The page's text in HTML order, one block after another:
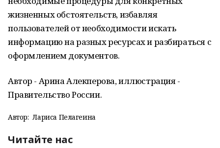
жизненных обстоятельств, избавляя
пользователей от необходимости искать
информацию на разных ресурсах и разбираться с
оформлением документов.
Автор - Арина Алекперова, иллюстрация -
Правительство России.
Автор: Лариса Пелагеина
Читайте нас